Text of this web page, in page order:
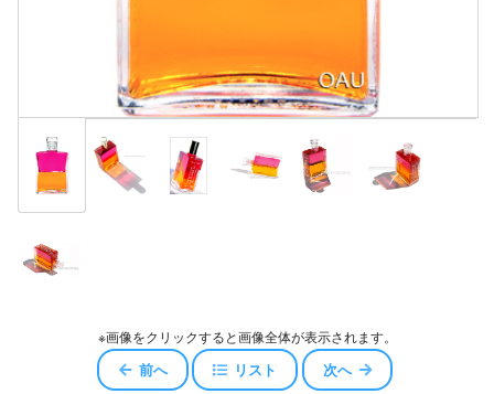
※画像をクリックすると画像全体が表示されます。
前へ リスト 次へ